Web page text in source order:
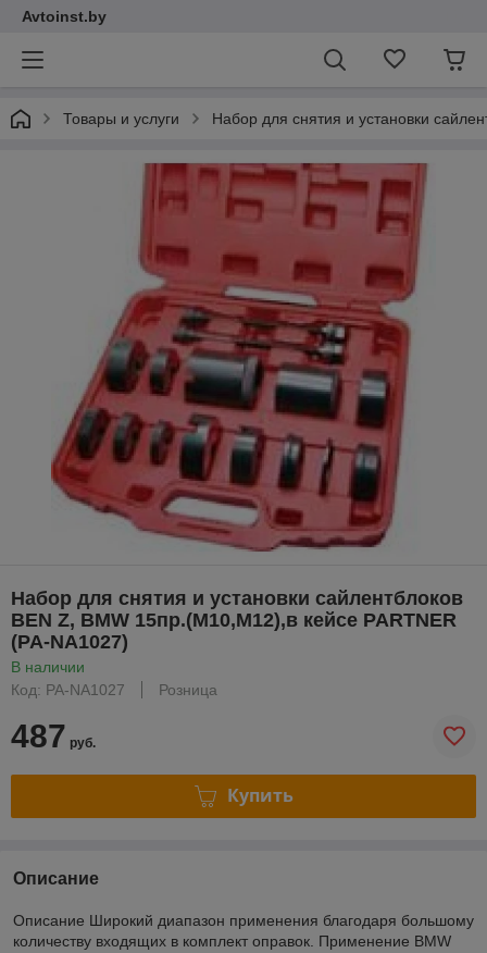
Avtoinst.by
Товары и услуги Набор для снятия и установки
Набор для снятия и установки сайлентблоков
BEN Z, BMW 15пр.(М10,М12),в кейсе PARTNER
(PA-NA1027)
В наличии
Код: PA-NA1027
Розница
487 руб.
Купить
Описание
Описание Широкий диапазон применения благодаря большому
количеству входящих в комплект оправок. Применение BMW